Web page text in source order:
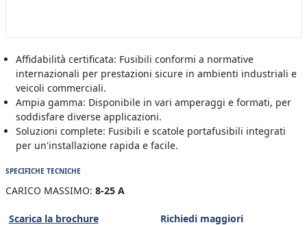
Affidabilità certificata: Fusibili conformi a normative
internazionali per prestazioni sicure in ambienti industriali e
veicoli commerciali.
Ampia gamma: Disponibile in vari amperaggi e formati, per
soddisfare diverse applicazioni.
Soluzioni complete: Fusibili e scatole portafusibili integrati
per un'installazione rapida e facile.
SPECIFICHE TECNICHE
CARICO MASSIMO: 8-25 A
Scarica la brochure
Richiedi maggiori